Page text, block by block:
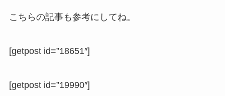
こちらの記事も参考にしてね。
[getpost id=”18651″]
[getpost id=”19990″]